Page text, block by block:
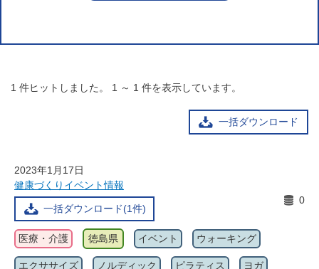
1 件ヒットしました。 1 ～ 1 件を表示しています。
一括ダウンロード
2023年1月17日
健康づくりイベント情報
一括ダウンロード(1件)
0
医療・介護 徳島県 イベント ウォーキング
エクササイズ ノルディック ピラティス ヨガ